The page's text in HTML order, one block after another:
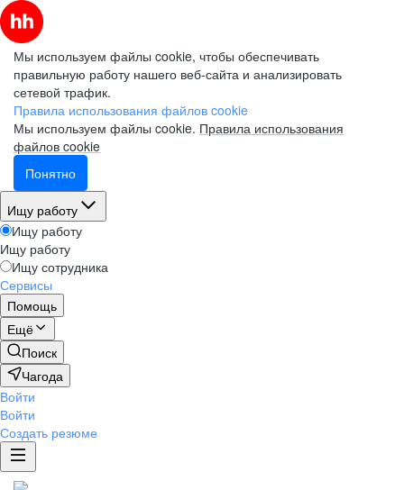
Мы используем файлы cookie, чтобы обеспечивать
правильную работу нашего веб-сайта и анализировать
сетевой трафик.
Правила использования файлов cookie
Мы используем файлы cookie. Правила использования
файлов cookie
Понятно
Ищу работу
Ищу работу
Ищу работу
Ищу сотрудника
Сервисы
Помощь
Ещё
Поиск
Чагода
Войти
Войти
Создать резюме